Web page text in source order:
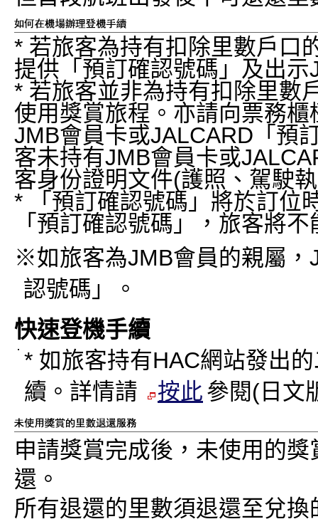
* 若旅客為持有扣除里數戶口
提供「預訂確認號碼」及出
* 若旅客並非為持有扣除里數
使用獎賞旅程。亦請向票務
JMB會員卡或JALCARD「預
客未持有JMB會員卡或
客身份證明文件(護照、駕駛
* 「預訂確認號碼」將於訂位
「預訂確認號碼」，旅客將
※如旅客為JMB會員的親屬，
認號碼」。
快速登機手續
* 如旅客持有HAC網站發出
續。詳情請
按此參閱(日文
申請獎賞完成後，未使用的
還。
所有退還的里數須退還至兌換